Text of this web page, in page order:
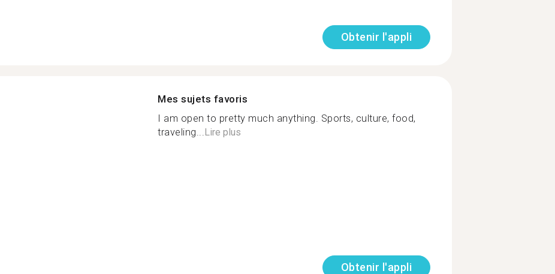
Obtenir l'appli
Mes sujets favoris
I am open to pretty much anything. Sports, culture, food,
traveling...Lire plus
Obtenir l'appli